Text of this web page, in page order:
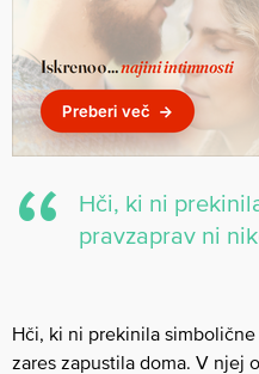
Hči, ki ni
pravzaprav ni
Hči, ki ni prekinila
zares zapustila doma. V njej